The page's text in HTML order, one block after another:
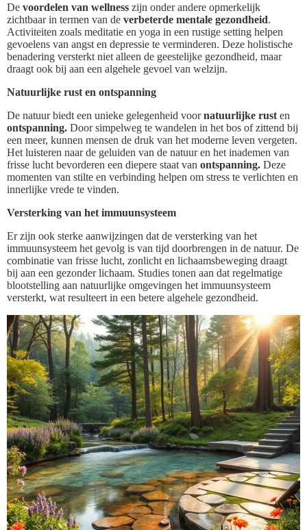
De voordelen van wellness zijn onder andere opmerkelijk
zichtbaar in termen van de verbeterde mentale gezondheid.
Activiteiten zoals meditatie en yoga in een rustige setting helpen
gevoelens van angst en depressie te verminderen. Deze holistische
benadering versterkt niet alleen de geestelijke gezondheid, maar
draagt ook bij aan een algehele gevoel van welzijn.
Natuurlijke rust en ontspanning
De natuur biedt een unieke gelegenheid voornatuurlijke rust en
ontspanning. Door simpelweg te wandelen in het bos of zittend bij
een meer, kunnen mensen de druk van het moderne leven vergeten.
Het luisteren naar de geluiden van de natuur en het inademen van
frisse lucht bevorderen een diepere staat van ontspanning. Deze
momenten van stilte en verbinding helpen om stress te verlichten en
innerlijke vrede te vinden.
Versterking van het immuunsysteem
Er zijn ook sterke aanwijzingen dat de versterking van het
immuunsysteem het gevolg is van tijd doorbrengen in de natuur. De
combinatie van frisse lucht, zonlicht en lichaamsbeweging draagt
bij aan een gezonder lichaam. Studies tonen aan dat regelmatige
blootstelling aan natuurlijke omgevingen het immuunsysteem
versterkt, wat resulteert in een betere algehele gezondheid.